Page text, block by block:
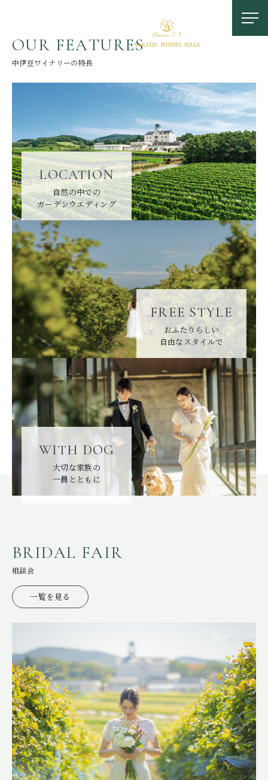
お問い合わせ
0558-83-5116
TOP
OUR FEATURES
LOCATION
FREE STYLE
WITH DOG
BRIDAL FAIR相談会
WEDDING & PHOTO PLAN
ウエディングプラン
REPORT カップルレポート
SCHEDULE 挙式の流れ
PARTY 会場
CEREMONY 挙式
ACCESS
STAFF BLOG スタッフブログ
プライバシーポリシー
サイトマップ
OUR FEATURES
中伊豆ワイナリーの特長
LOCATION
自然の中での
ガーデンウエディング
FREE STYLE
おふたりらしい
自由なスタイルで
WITH DOG
大切な家族の
一員とともに
BRIDAL FAIR
相談会
一覧を見る